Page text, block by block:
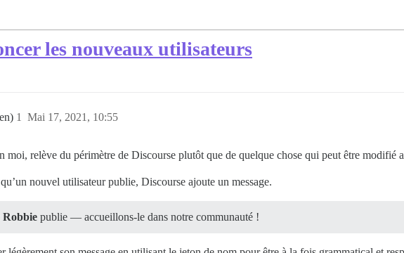
les nouveaux utilisateurs
Mai 17, 2021, 10:55
1
moi, relève du périmètre de Discourse plutôt que de quelque chose qui peut être modifié
nouvel utilisateur publie, Discourse ajoute un message.
Robbie publie — accueillons-le dans notre communauté !